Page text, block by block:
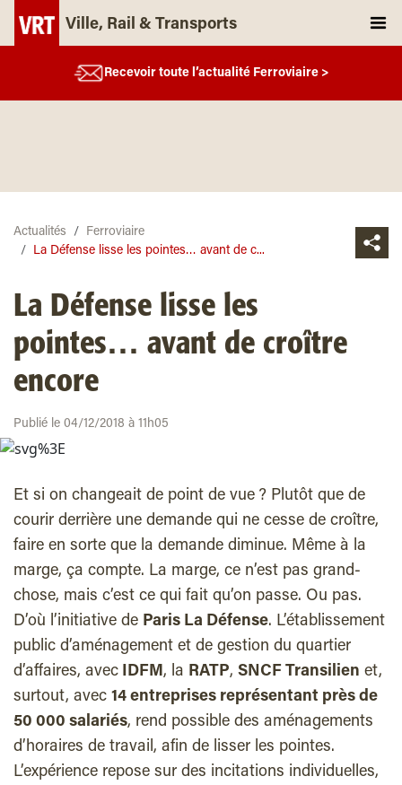
Ville, Rail & Transports
Recevoir toute l’actualité Ferroviaire >
Actualités
Ferroviaire
La Défense lisse les pointes… avant de c...
La Défense lisse les
pointes… avant de croître
encore
Publié le 04/12/2018 à 11h05
Et si on changeait de point de vue ? Plutôt que de
courir derrière une demande qui ne cesse de croître,
faire en sorte que la demande diminue. Même à la
marge, ça compte. La marge, ce n’est pas grand-
chose, mais c’est ce qui fait qu’on passe. Ou pas.
D’où l’initiative de Paris La Défense. L’établissement
public d’aménagement et de gestion du quartier
d’affaires, avec IDFM, la RATP, SNCF Transilien et,
surtout, avec 14 entreprises représentant près de
50 000 salariés, rend possible des aménagements
d’horaires de travail, afin de lisser les pointes.
L’expérience repose sur des incitations individuelles,